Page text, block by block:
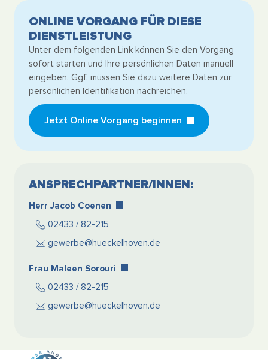
ONLINE VORGANG FÜR DIESE
DIENSTLEISTUNG
Unter dem folgenden Link können Sie den Vorgang
sofort starten und Ihre persönlichen Daten manuell
eingeben. Ggf. müssen Sie dazu weitere Daten zur
persönlichen Identifikation nachreichen.
Jetzt Online Vorgang beginnen
ANSPRECHPARTNER/INNEN:
Herr Jacob Coenen
02433 / 82-215
gewerbe@hueckelhoven.de
Frau Maleen Sorouri
02433 / 82-215
gewerbe@hueckelhoven.de